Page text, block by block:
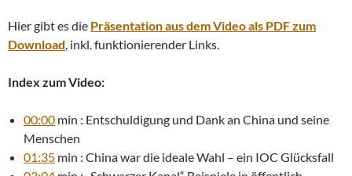
Hier gibt es die Präsentation aus dem Video als PDF zum
Download , inkl. funktionierender Links.
Index zum Video:
00:00 min : Entschuldigung und Dank an China und seine
Menschen
01:35 min : China war die ideale Wahl – ein IOC Glücksfall